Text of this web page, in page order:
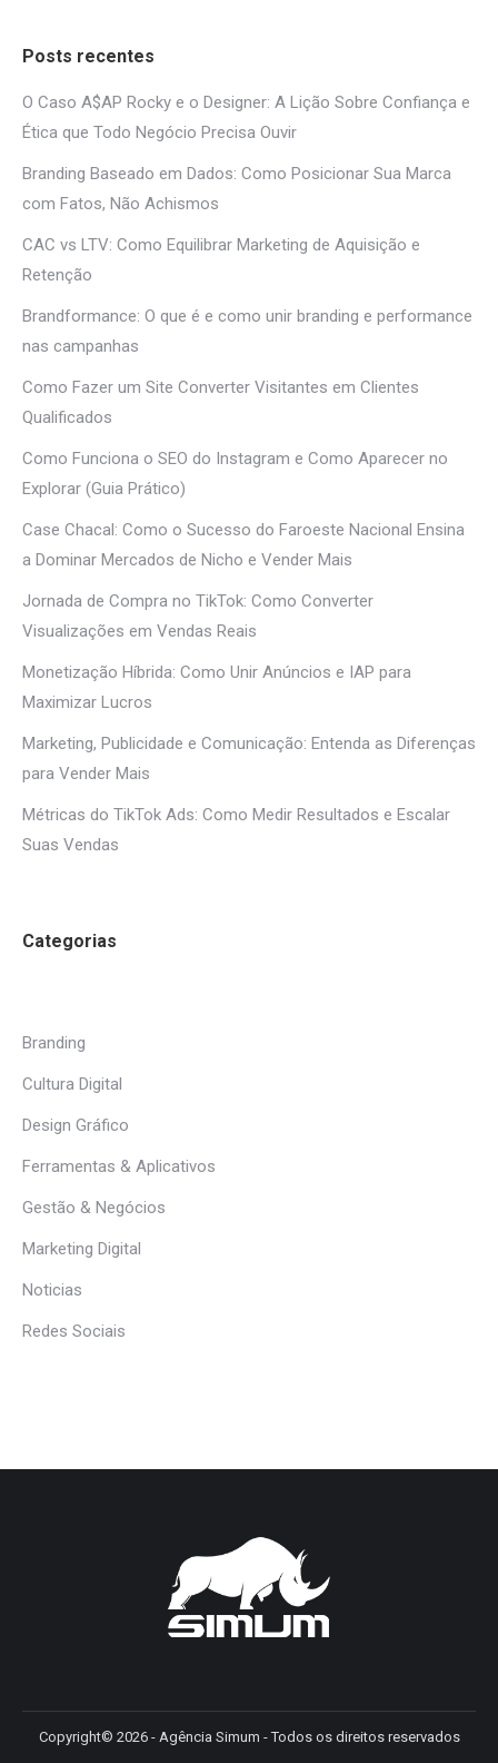
Posts recentes
O Caso A$AP Rocky e o Designer: A Lição Sobre Confiança e
Ética que Todo Negócio Precisa Ouvir
Branding Baseado em Dados: Como Posicionar Sua Marca
com Fatos, Não Achismos
CAC vs LTV: Como Equilibrar Marketing de Aquisição e
Retenção
Brandformance: O que é e como unir branding e performance
nas campanhas
Como Fazer um Site Converter Visitantes em Clientes
Qualificados
Como Funciona o SEO do Instagram e Como Aparecer no
Explorar (Guia Prático)
Case Chacal: Como o Sucesso do Faroeste Nacional Ensina
a Dominar Mercados de Nicho e Vender Mais
Jornada de Compra no TikTok: Como Converter
Visualizações em Vendas Reais
Monetização Híbrida: Como Unir Anúncios e IAP para
Maximizar Lucros
Marketing, Publicidade e Comunicação: Entenda as Diferenças
para Vender Mais
Métricas do TikTok Ads: Como Medir Resultados e Escalar
Suas Vendas
Categorias
Branding
Cultura Digital
Design Gráfico
Ferramentas & Aplicativos
Gestão & Negócios
Marketing Digital
Noticias
Redes Sociais
Copyright© 2026 - Agência Simum - Todos os direitos reservados